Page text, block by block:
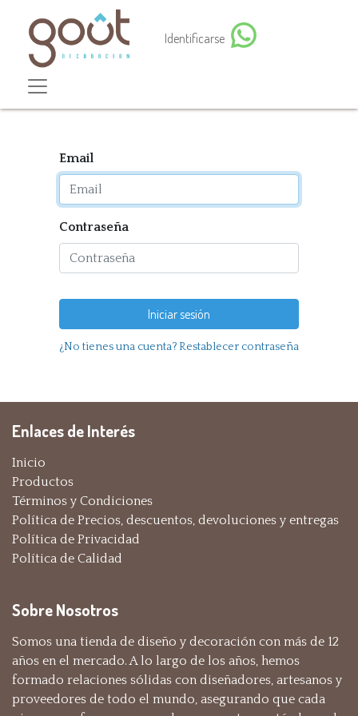
Identificarse
Email
Contraseña
Iniciar sesión
¿No tienes una cuenta? Restablecer contraseña
Enlaces de Interés
Inicio
Productos
Términos y Condiciones
Política de Precios, descuentos, devoluciones y entregas
Política de Privacidad
Política de Calidad
Sobre Nosotros
Somos una tienda de diseño y decoración con más de 12
años en el mercado. A lo largo de los años, hemos
formado relaciones sólidas con diseñadores, artesanos y
proveedores de todo el mundo, asegurando que cada